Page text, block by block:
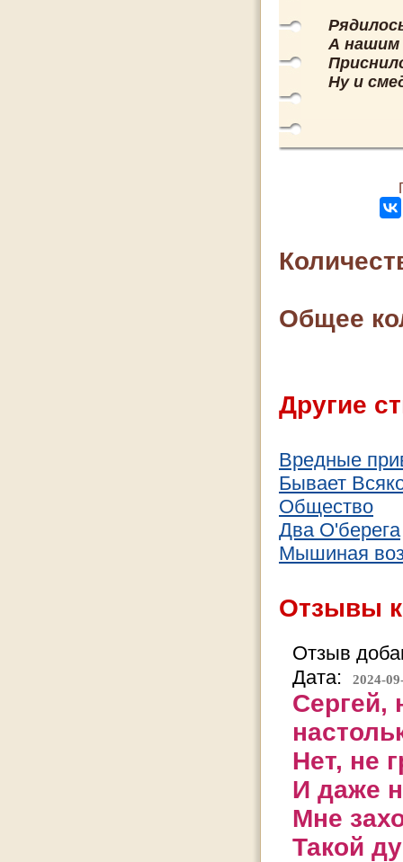
А нашим
Ну и
Общее
Другие
Вредные
Бывает
Общество
Два О'берега
Мышиная
Отзывы
Отзыв
Дата:
2024-
Сергей,
Нет, не
И даже
Мне
Такой